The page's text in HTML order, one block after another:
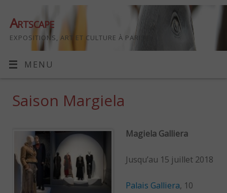
Artscape
EXPOSITIONS, ART ET CULTURE À PARIS
MENU
Saison Margiela
Magiela Galliera
Jusqu’au 15 juillet 2018
Palais Galliera, 10